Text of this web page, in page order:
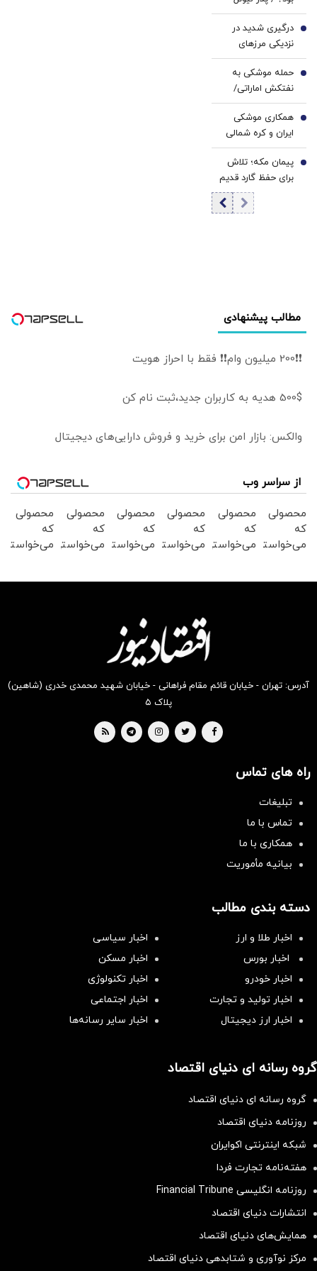
مسی چگونه از او
یک فوق ستاره
ساخت؟
درگیری شدید در
نزدیکی مرز‌های
ایران / حمله
جدایی‌طلبان به
اردوگاه نظامیان
4
حمله موشکی به
نفتکش اماراتی/
وزارت خارجه امارات
تایید کرد
5
همکاری موشکی
ایران و کره شمالی
آغاز شد؟
6
پیمان مکه؛ تلاش
برای حفظ گارد قدیم
یا ترسیم خاورمیانه
جدید؟ | تغییر
7
مطالب پیشنهادی
❗❗200 میلیون وام❗❗ فقط با احراز هویت
500$ هدیه به کاربران جدید،ثبت نام کن
والکس: بازار امن برای خرید و فروش دارایی‌های دیجیتال
از سراسر وب
محصولی
که
می‌خواستی
محصولی
که
می‌خواستی
محصولی
که
می‌خواستی
بخر !
محصولی
که
می‌خواستی
بخر !
محصولی
که
می‌خواستی
محصولی
که
می‌خواستی
آدرس: تهران - خیابان قائم مقام فراهانی - خیابان شهید محمدی خدری (شاهین)
پلاک ۵
راه های تماس
تبلیغات
تماس با ما
همکاری با ما
بیانیه مأموریت
دسته بندی مطالب
اخبار طلا و ارز
اخبار سیاسی
اخبار بورس
اخبار مسکن
اخبار خودرو
اخبار تکنولوژی
اخبار تولید و تجارت
اخبار اجتماعی
اخبار ارز دیجیتال
اخبار سایر رسانه‌‌ها
گروه رسانه ای دنیای اقتصاد
گروه رسانه ای دنیای اقتصاد
روزنامه دنیای اقتصاد
شبکه اینترنتی اکوایران
هفته‌نامه تجارت فردا
روزنامه انگلیسی Financial Tribune
انتشارات دنیای اقتصاد
همایش‌های دنیای اقتصاد
مرکز نوآوری و شتابدهی دنیای اقتصاد